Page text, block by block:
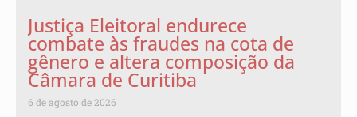
Justiça Eleitoral endurece
combate às fraudes na cota de
gênero e altera composição da
Câmara de Curitiba
6 de agosto de 2026